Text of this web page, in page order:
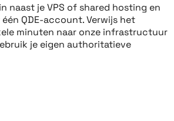
naast je VPS of shared hosting en
QDE-account. Verwijs het
minuten naar onze infrastructuur
je eigen authoritatieve